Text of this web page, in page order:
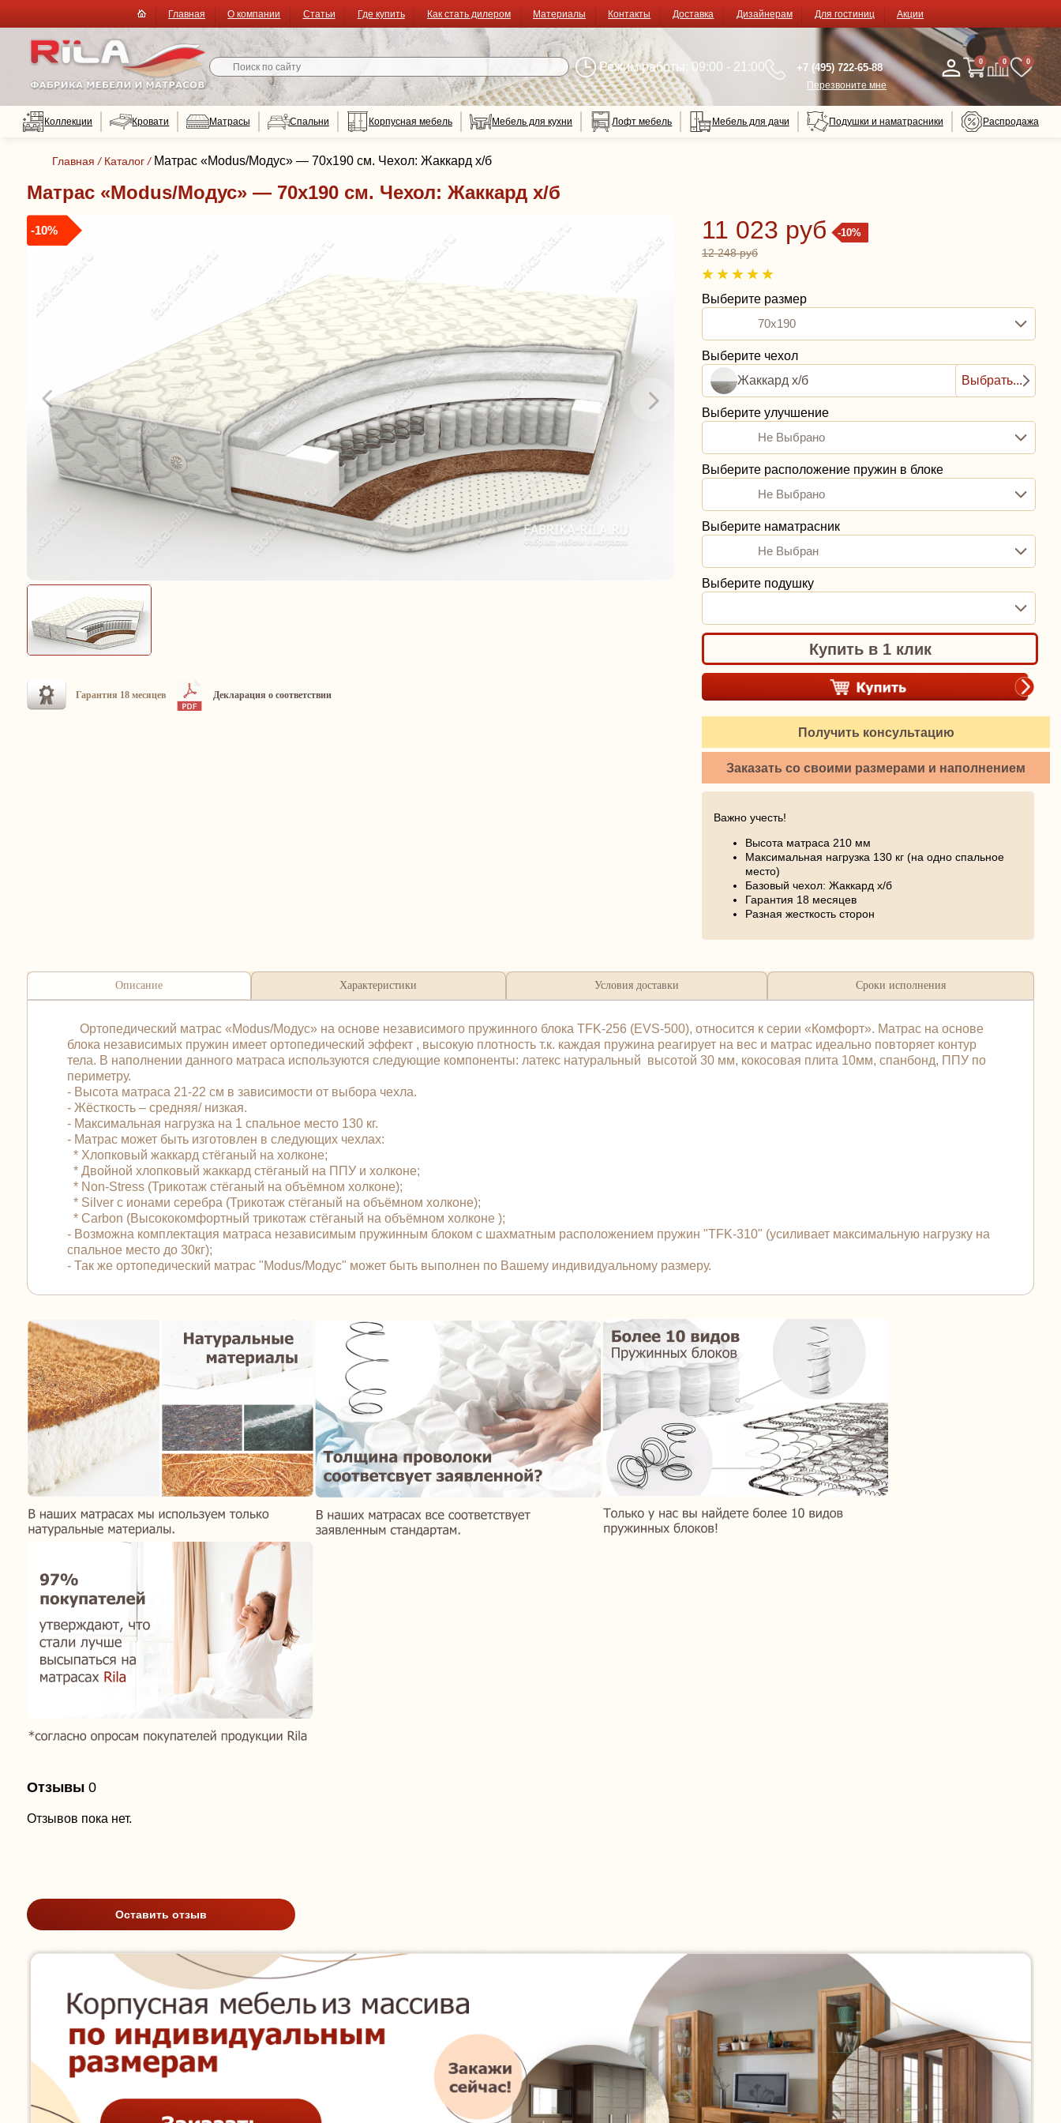
Главная О компании Статьи Где купить Как стать дилером Материалы Контакты Доставка Дизайнерам Для гостиниц Акции
Режим работы: 09:00 - 21:00 +7 (495) 722-65-88
Перезвоните мне
0 0 0
Коллекции Кровати Матрасы Спальни Корпусная мебель Мебель для кухни Лофт мебель Мебель для дачи Подушки и наматрасники Распродажа
Главная / Каталог / Матрас «Modus/Модус» — 70x190 см. Чехол: Жаккард х/б
Матрас «Modus/Модус» — 70x190 см. Чехол: Жаккард х/б
-10%
Гарантия 18 месяцев Декларация о соответствии
-10%
11 023 руб
12 248 руб
Выберите размер
70x190
Выберите чехол
Жаккард х/б
Выбрать...
Выберите улучшение
Не Выбрано
Выберите расположение пружин в блоке
Не Выбрано
Выберите наматрасник
Не Выбран
Выберите подушку
Купить в 1 клик
Получить консультацию
Заказать со своими размерами и наполнением
Важно учесть!
Высота матраса 210 мм
Максимальная нагрузка 130 кг (на одно спальное
место)
Базовый чехол: Жаккард х/б
Гарантия 18 месяцев
Разная жесткость сторон
Описание Характеристики Условия доставки Сроки исполнения
Ортопедический матрас «Modus/Модус» на основе независимого пружинного блока TFK-256 (EVS-500), относится к серии «Комфорт». Матраc на основе
блока независимых пружин имеет ортопедический эффект , высокую плотность т.к. каждая пружина реагирует на вес и матрас идеально повторяет контур
тела. В наполнении данного матраса используются следующие компоненты: латекс натуральный высотой 30 мм, кокосовая плита 10мм, спанбонд, ППУ по
периметру.
- Высота матраса 21-22 см в зависимости от выбора чехла.
- Жёсткость – средняя/ низкая.
- Максимальная нагрузка на 1 спальное место 130 кг.
- Матрас может быть изготовлен в следующих чехлах:
* Хлопковый жаккард стёганый на холконе;
* Двойной хлопковый жаккард стёганый на ППУ и холконе;
* Non-Stress (Трикотаж стёганый на объёмном холконе);
* Silver с ионами серебра (Трикотаж стёганый на объёмном холконе);
* Carbon (Высококомфортный трикотаж стёганый на объёмном холконе );
- Возможна комплектация матраса независимым пружинным блоком с шахматным расположением пружин "TFK-310" (усиливает максимальную нагрузку на
спальное место до 30кг);
- Так же ортопедический матрас "Modus/Модус" может быть выполнен по Вашему индивидуальному размеру.
Отзывы 0
Отзывов пока нет.
Оставить отзыв